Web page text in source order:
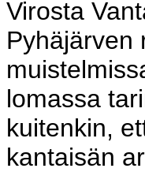
Virosta
Pyhäjärven
lomassa
kuitenkin,
kantaisän